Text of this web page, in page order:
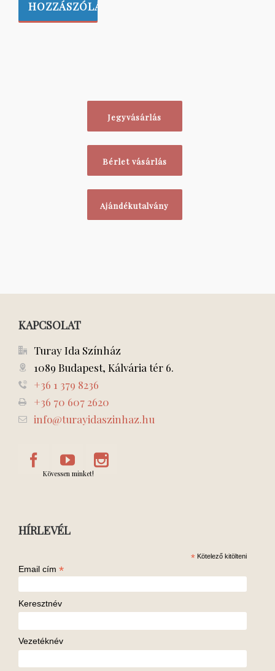
Jegyvásárlás
Bérlet vásárlás
Ajándékutalvány
KAPCSOLAT
Turay Ida Színház
1089 Budapest, Kálvária tér 6.
+36 1 379 8236
+36 70 607 2620
info@turayidaszinhaz.hu
Kövessen minket!
HÍRLEVÉL
* Kötelező kitölteni
Email cím *
Keresztnév
Vezetéknév